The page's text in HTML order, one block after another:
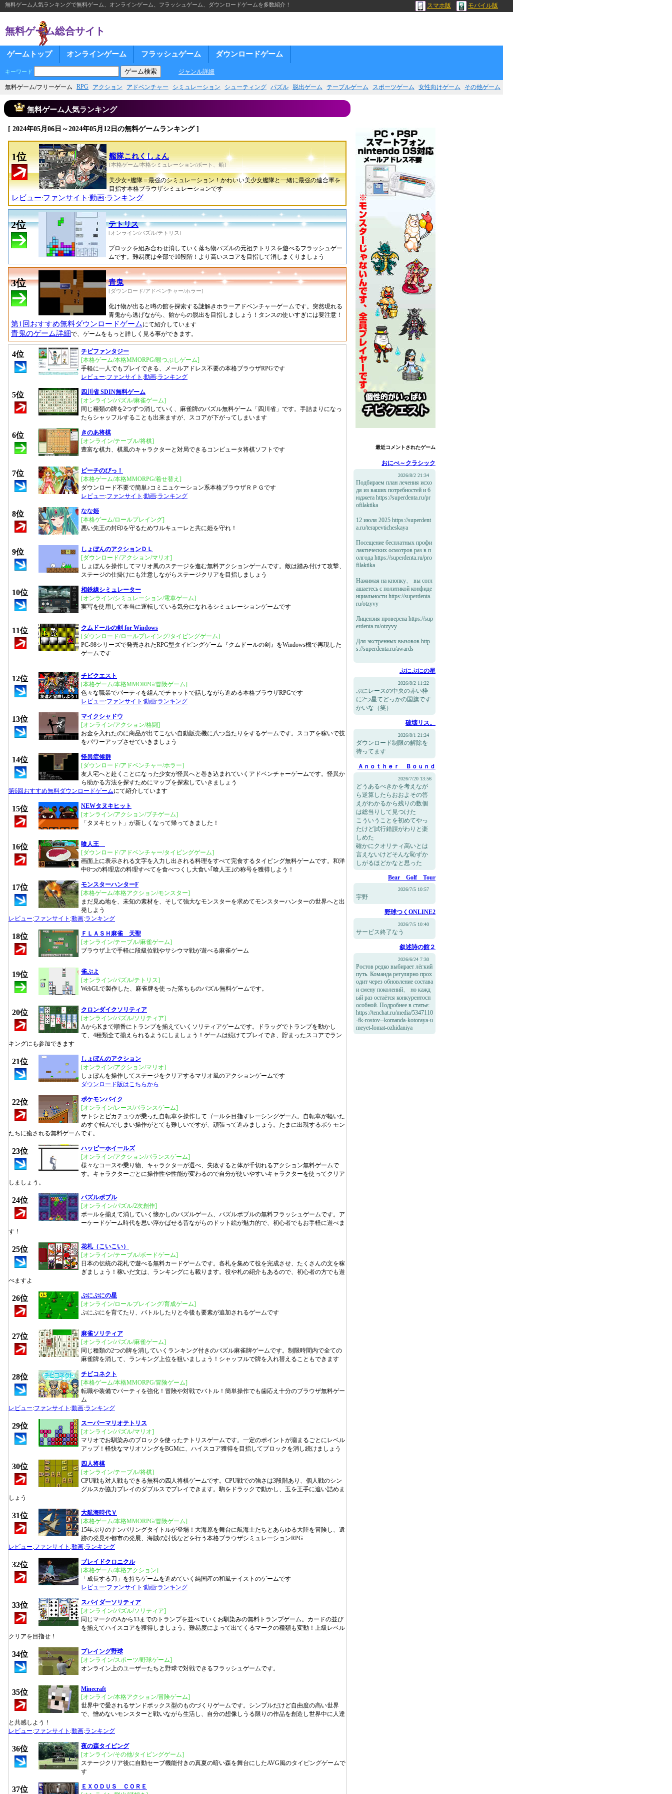
無料ゲーム人気ランキングで無料ゲーム、オンラインゲーム、フラッシュゲーム、ダウンロードゲームを多数紹介！ スマホ版 モバイル版
無料ゲーム総合サイト
ゲームトップ オンラインゲーム フラッシュゲーム ダウンロードゲーム
キーワード ジャンル詳細
無料ゲーム/フリーゲーム RPG アクション アドベンチャー シミュレーション シューティング パズル 脱出ゲーム テーブルゲーム スポーツゲーム 女性向けゲーム その他ゲーム
無料ゲーム人気ランキング
[ 2024年05月06日～2024年05月12日の無料ゲームランキング ]
1位 艦隊これくしょん
[本格ゲーム/本格シミュレーション/ボート、船]
美少女×艦隊＝最強のシミュレーション！かわいい美少女艦隊と一緒に最強の連合軍を
目指す本格ブラウザシミュレーションです
レビュー:ファンサイト :動画:ランキング
2位 テトリス
[オンライン/パズル/テトリス]
ブロックを組み合わせ消していく落ち物パズルの元祖テトリスを遊べるフラッシュゲー
ムです。難易度は全部で10段階！より高いスコアを目指して消しまくりましょう
3位 青鬼
[ダウンロード/アドベンチャー/ホラー]
化け物が出ると噂の館を探索する謎解きホラーアドベンチャーゲームです。突然現れる
青鬼から逃げながら、館からの脱出を目指しましょう！タンスの使いすぎには要注意！
第1回おすすめ無料ダウンロードゲーム にて紹介しています
青鬼のゲーム詳細で、ゲームをもっと詳しく見る事ができます。
4位
チビファンタジー
[本格ゲーム/本格MMORPG/暇つぶしゲーム]
手軽に一人でもプレイできる、メールアドレス不要の本格ブラウザRPGです
レビュー:ファンサイト :動画:ランキング
5位
四川省 SDIN無料ゲーム
[オンライン/パズル/麻雀ゲーム]
同じ種類の牌を2つずつ消していく、麻雀牌のパズル無料ゲーム「四川省」です。手詰まりになっ
たらシャッフルすることも出来ますが、スコアが下がってしまいます
6位
きのあ将棋
[オンライン/テーブル/将棋]
豊富な棋力、棋風のキャラクターと対局できるコンピュータ将棋ソフトです
7位
ピーチのぴっ！
[本格ゲーム/本格MMORPG/着せ替え]
ダウンロード不要で簡単♪コミニュケーション系本格ブラウザＲＰＧです
レビュー:ファンサイト :動画:ランキング
8位
なな姫
[本格ゲーム/ロールプレイング]
悪い先王の封印を守るためワルキューレと共に姫を守れ！
9位
しょぼんのアクションＤＬ
[ダウンロード/アクション/マリオ]
しょぼんを操作してマリオ風のステージを進む無料アクションゲームです。敵は踏み付けて攻撃、
ステージの仕掛けにも注意しながらステージクリアを目指しましょう
10位
相鉄線シミュレーター
[オンライン/シミュレーション/電車ゲーム]
実写を使用して本当に運転している気分になれるシミュレーションゲームです
11位
クムドールの剣 for Windows
[ダウンロード/ロールプレイング/タイピングゲーム]
PC-98シリーズで発売されたRPG型タイピングゲーム『クムドールの剣』をWindows機で再現した
ゲームです
12位
チビクエスト
[本格ゲーム/本格MMORPG/冒険ゲーム]
色々な職業でパーティを組んでチャットで話しながら進める本格ブラウザRPGです
レビュー:ファンサイト :動画:ランキング
13位
マイクシャドウ
[オンライン/アクション/格闘]
お金を入れたのに商品が出てこない自動販売機に八つ当たりをするゲームです。スコアを稼いで技
をパワーアップさせていきましょう
14位
怪異症候群
[ダウンロード/アドベンチャー/ホラー]
友人宅へと赴くことになった少女が怪異へと巻き込まれていくアドベンチャーゲームです。怪異か
ら助かる方法を探すためにマップを探索していきましょう
第6回おすすめ無料ダウンロードゲームにて紹介しています
15位
NEWタヌキヒット
[オンライン/アクション/プチゲーム]
「タヌキヒット」が新しくなって帰ってきました！
16位
喰人王
[ダウンロード/アドベンチャー/タイピングゲーム]
画面上に表示される文字を入力し出される料理をすべて完食するタイピング無料ゲームです。和洋
中8つの料理店の料理すべてを食べつくし大食い｢喰人王｣の称号を獲得しよう！
17位
モンスターハンターF
[本格ゲーム/本格アクション/モンスター]
まだ見ぬ地を、未知の素材を、そして強大なモンスターを求めてモンスターハンターの世界へと出
発しよう
レビュー:ファンサイト :動画:ランキング
18位
ＦＬＡＳＨ麻雀 天聖
[オンライン/テーブル/麻雀ゲーム]
ブラウザ上で手軽に段級位戦やサシウマ戦が遊べる麻雀ゲーム
19位
雀ぷよ
[オンライン/パズル/テトリス]
WebGLで製作した、麻雀牌を使った落ちものパズル無料ゲームです。
20位
クロンダイクソリティア
[オンライン/パズル/ソリティア]
AからKまで順番にトランプを揃えていくソリティアゲームです。ドラッグでトランプを動かし
て、4種類全て揃えられるようにしましょう！ゲームは続けてプレイでき、貯まったスコアでラン
キングにも参加できます
21位
しょぼんのアクション
[オンライン/アクション/マリオ]
しょぼんを操作してステージをクリアするマリオ風のアクションゲームです
ダウンロード版はこちらから
22位
ポケモンバイク
[オンライン/レース/バランスゲーム]
サトシとピカチュウが乗った自転車を操作してゴールを目指すレーシングゲーム。自転車が軽いた
めすぐ転んでしまい操作がとても難しいですが、頑張って進みましょう。たまに出現するポケモン
たちに癒される無料ゲームです。
23位
ハッピーホイールズ
[オンライン/アクション/バランスゲーム]
様々なコースや乗り物、キャラクターが選べ、失敗すると体が千切れるアクション無料ゲームで
す。キャラクターごとに操作性や性能が変わるので自分が使いやすいキャラクターを使ってクリア
しましょう。
24位
パズルボブル
[オンライン/パズル/2次創作]
ボールを揃えて消していく懐かしのパズルゲーム、パズルボブルの無料フラッシュゲームです。ア
ーケードゲーム時代を思い浮かばせる昔ながらのドット絵が魅力的で、初心者でもお手軽に遊べま
す！
25位
花札（こいこい）
[オンライン/テーブル/ボードゲーム]
日本の伝統の花札で遊べる無料カードゲームです。各札を集めて役を完成させ、たくさんの文を稼
ぎましょう！稼いだ文は、ランキングにも載ります。役や札の紹介もあるので、初心者の方でも遊
べますよ
26位
ぷにぷにの星
[オンライン/ロールプレイング/育成ゲーム]
ぷにぷにを育てたり、バトルしたりと今後も要素が追加されるゲームです
27位
麻雀ソリティア
[オンライン/パズル/麻雀ゲーム]
同じ種類の2つの牌を消していくランキング付きのパズル麻雀牌ゲームです。制限時間内で全ての
麻雀牌を消して、ランキング上位を狙いましょう！シャッフルで牌を入れ替えることもできます
28位
チビコネクト
[本格ゲーム/本格MMORPG/冒険ゲーム]
転職や装備でパーティを強化！冒険や対戦でバトル！簡単操作でも歯応え十分のブラウザ無料ゲー
ム
レビュー:ファンサイト :動画:ランキング
29位
スーパーマリオテトリス
[オンライン/パズル/マリオ]
マリオでお馴染みのブロックを使ったテトリスゲームです。一定のポイントが溜まるごとにレベル
アップ！軽快なマリオソングをBGMに、ハイスコア獲得を目指してブロックを消し続けましょう
30位
四人将棋
[オンライン/テーブル/将棋]
CPU戦も対人戦もできる無料の四人将棋ゲームです。CPU戦での強さは3段階あり、個人戦のシン
グルスか協力プレイのダブルスでプレイできます。駒をドラックで動かし、玉を王手に追い詰めま
しょう
31位
大航海時代Ｖ
[本格ゲーム/本格MMORPG/冒険ゲーム]
15年ぶりのナンバリングタイトルが登場！大海原を舞台に航海士たちとあらゆる大陸を冒険し、遺
跡の発見や都市の発展、海賊の討伐などを行う本格ブラウザシミュレーションRPG
レビュー:ファンサイト :動画:ランキング
32位
ブレイドクロニクル
[本格ゲーム/本格アクション]
「成長する刀」を持ちゲームを進めていく純国産の和風テイストのゲームです
レビュー:ファンサイト :動画:ランキング
33位
スパイダーソリティア
[オンライン/パズル/ソリティア]
同じマークのAから13までのトランプを並べていくお馴染みの無料トランプゲーム。カードの並び
を揃えてハイスコアを獲得しましょう。難易度によって出てくるマークの種類も変動！上級レベル
クリアを目指せ！
34位
プレイング野球
[オンライン/スポーツ/野球ゲーム]
オンライン上のユーザーたちと野球で対戦できるフラッシュゲームです。
35位
Minecraft
[オンライン/本格アクション/冒険ゲーム]
世界中で愛されるサンドボックス型のものづくりゲームです。シンプルだけど自由度の高い世界
で、憎めないモンスターと戦いながら生活し、自分の想像しうる限りの作品を創造し世界中に人達
と共感しよう！
レビュー:ファンサイト :動画:ランキング
36位
夜の森タイピング
[オンライン/その他/タイピングゲーム]
ステージクリア後に自動セーブ機能付きの真夏の暗い森を舞台にしたAVG風のタイピングゲームで
す
37位
ＥＸＯＤＵＳ ＣＯＲＥ
最近コメントされたゲーム
おにべ～クラシック
2026/8/2 21:34
Подбираем план лечения исхо
дя из ваших потребностей и б
юджета https://superdenta.ru/pr
ofilaktika
12 июля 2025 https://superdent
a.ru/terapevticheskaya
Посещение бесплатных профи
лактических осмотров раз в п
олгода https://superdenta.ru/pro
filaktika
Нажимая на кнопку、 вы согл
ашаетесь с политикой конфиде
нциальности https://superdenta.
ru/otzyvy
Лицензия проверена https://sup
erdenta.ru/otzyvy
Для экстренных вызовов http
s://superdenta.ru/awards
ぷにぷにの星
2026/8/2 11:22
ぷにレースの中央の赤い枠
に2つ星てどっかの国旗です
かいな（笑）
破壊リス。
2026/8/1 21:24
ダウンロード制限の解除を
待ってます
Ａｎｏｔｈｅｒ Ｂｏｕｎｄ
2026/7/20 13:56
どうあるべきかを考えなが
ら逆算したらおおよその答
えがわかるから残りの数個
は総当りして見つけた
こういうことを初めてやっ
たけど試行錯誤がわりと楽
しめた
確かにクオリティ高いとは
言えないけどそんな恥ずか
しがるほどかなと思った
Bear Golf Tour
2026/7/5 10:57
宇野
野球つくONLINE2
2026/7/5 10:40
サービス終了なう
叙述詩の館２
2026/6/24 7:30
Ростов редко выбирает лёгкий
путь. Команда регулярно прох
одит через обновление состава
и смену поколений、 но кажд
ый раз остаётся конкурентосп
особной. Подробнее в статье:
https://tenchat.ru/media/5347110
-fk-rostov--komanda-kotoraya-u
meyet-lomat-ozhidaniya